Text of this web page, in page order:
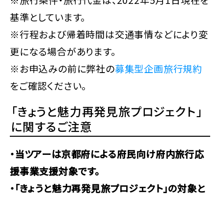
基準としています。
※行程および帰着時間は交通事情などにより変
更になる場合があります。
※お申込みの前に弊社の募集型企画旅行規約
をご確認ください。
「きょうと魅力再発見旅プロジェクト」
に関するご注意
・当ツアーは京都府による府民向け府内旅行応
援事業支援対象です。
・「きょうと魅力再発見旅プロジェクト」の対象と